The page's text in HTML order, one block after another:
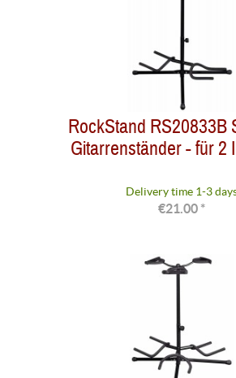
RockStand RS20833B
Gitarrenständer - für 2
Delivery time 1-3
€21.00 *